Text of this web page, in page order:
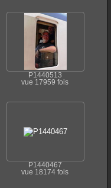
P1440513
vue 17959 fois
P1440467
vue 18174 fois